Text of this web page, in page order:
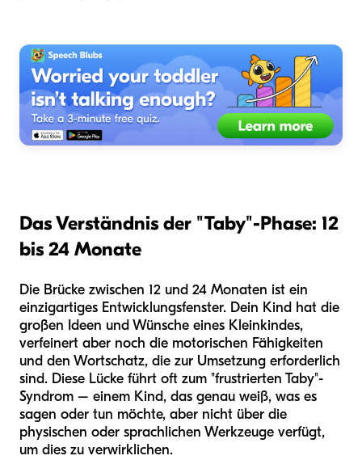
Das Verständnis der "Taby"-Phase: 12
bis 24 Monate
Die Brücke zwischen 12 und 24 Monaten ist ein
einzigartiges Entwicklungsfenster. Dein Kind hat die
großen Ideen und Wünsche eines Kleinkindes,
verfeinert aber noch die motorischen Fähigkeiten
und den Wortschatz, die zur Umsetzung erforderlich
sind. Diese Lücke führt oft zum "frustrierten Taby"-
Syndrom – einem Kind, das genau weiß, was es
sagen oder tun möchte, aber nicht über die
physischen oder sprachlichen Werkzeuge verfügt,
um dies zu verwirklichen.